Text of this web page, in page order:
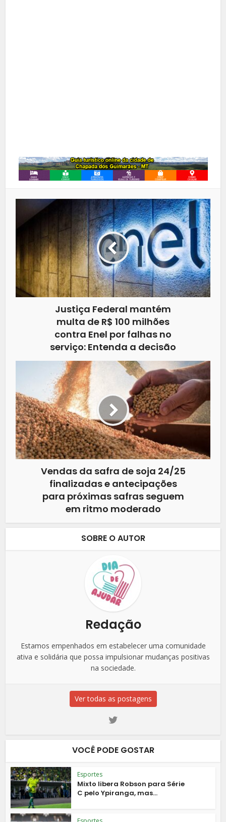
Justiça Federal mantém
multa de R$ 100 milhões
contra Enel por falhas no
serviço: Entenda a decisão
Vendas da safra de soja 24/25
finalizadas e antecipações
para próximas safras seguem
em ritmo moderado
SOBRE O AUTOR
Redação
Estamos empenhados em estabelecer uma comunidade
ativa e solidária que possa impulsionar mudanças positivas
na sociedade.
Ver todas as postagens
VOCÊ PODE GOSTAR
Esportes
Mixto libera Robson para Série
C pelo Ypiranga, mas...